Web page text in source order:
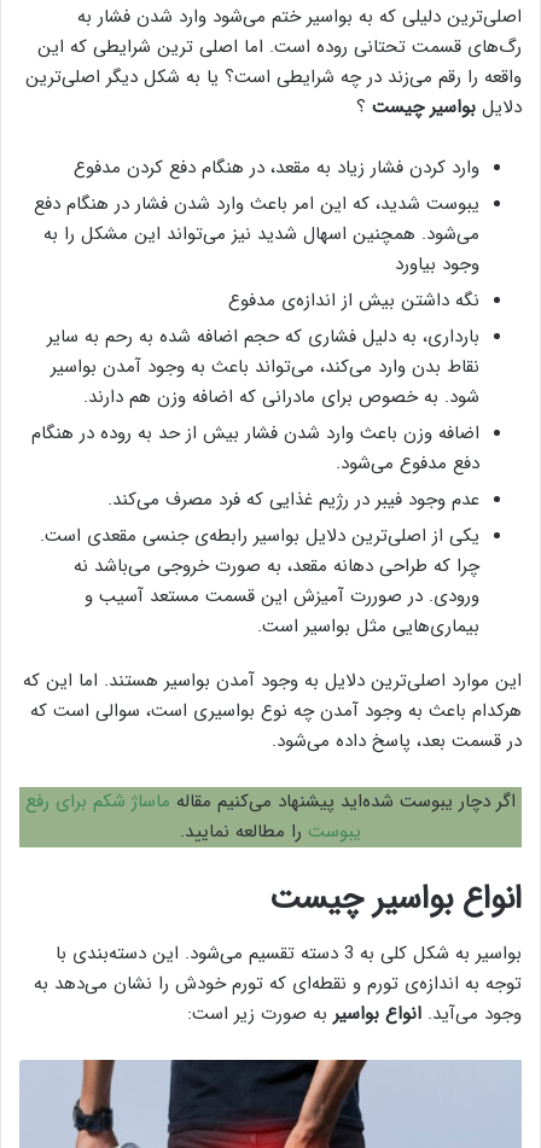
اصلی‌ترین دلیلی که به بواسیر ختم می‌شود وارد شدن فشار به
رگ‌های قسمت تحتانی روده است. اما اصلی ترین شرایطی که این
واقعه را رقم می‌زند در چه شرایطی است؟ یا به شکل دیگر اصلی‌ترین
دلایل بواسیر چیست ؟
وارد کردن فشار زیاد به مقعد، در هنگام دفع کردن مدفوع
یبوست شدید، که این امر باعث وارد شدن فشار در هنگام دفع
می‌شود. همچنین اسهال شدید نیز می‌تواند این مشکل را به
وجود بیاورد
نگه داشتن بیش از اندازه‌ی مدفوع
بارداری، به دلیل فشاری که حجم اضافه شده به رحم به سایر
نقاط بدن وارد می‌کند، می‌تواند باعث به وجود آمدن بواسیر
شود. به خصوص برای مادرانی که اضافه وزن هم دارند.
اضافه وزن باعث وارد شدن فشار بیش از حد به روده در هنگام
دفع مدفوع می‌شود.
عدم وجود فیبر در رژیم غذایی که فرد مصرف می‌کند.
یکی از اصلی‌ترین دلایل بواسیر رابطه‌ی جنسی مقعدی است.
چرا که طراحی دهانه مقعد، به صورت خروجی می‌باشد نه
ورودی. در صوررت آمیزش این قسمت مستعد آسیب و
بیماری‌هایی مثل بواسیر است.
این موارد اصلی‌ترین دلایل به وجود آمدن بواسیر هستند. اما این که
هرکدام باعث به وجود آمدن چه نوع بواسیری است، سوالی است که
در قسمت بعد، پاسخ داده می‌شود.
اگر دچار یبوست شده‌اید پیشنهاد می‌کنیم مقاله ماساژ شکم برای رفع
یبوست را مطالعه نمایید.
انواع بواسیر چیست
بواسیر به شکل کلی به 3 دسته تقسیم می‌شود. این دسته‌بندی با
توجه به اندازه‌ی تورم و نقطه‌ای که تورم خودش را نشان می‌دهد به
وجود می‌آید. انواع بواسیر به صورت زیر است: